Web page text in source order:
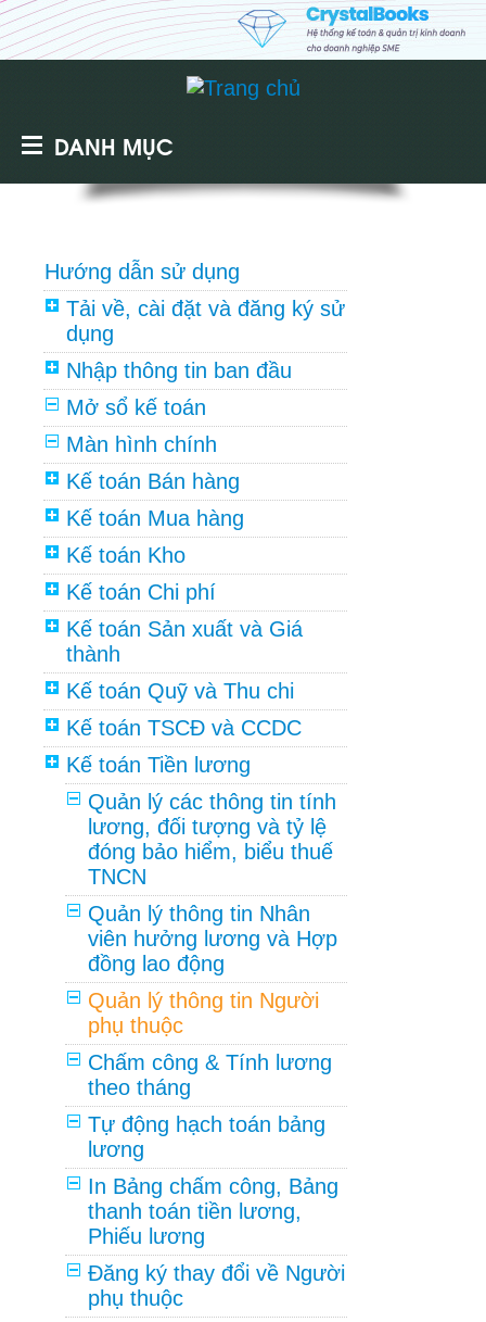
DANH MỤC
Hướng dẫn sử dụng
Tải về, cài đặt và đăng ký sử
dụng
Nhập thông tin ban đầu
Mở sổ kế toán
Màn hình chính
Kế toán Bán hàng
Kế toán Mua hàng
Kế toán Kho
Kế toán Chi phí
Kế toán Sản xuất và Giá
thành
Kế toán Quỹ và Thu chi
Kế toán TSCĐ và CCDC
Kế toán Tiền lương
Quản lý các thông tin tính
lương, đối tượng và tỷ lệ
đóng bảo hiểm, biểu thuế
TNCN
Quản lý thông tin Nhân
viên hưởng lương và Hợp
đồng lao động
Quản lý thông tin Người
phụ thuộc
Chấm công & Tính lương
theo tháng
Tự động hạch toán bảng
lương
In Bảng chấm công, Bảng
thanh toán tiền lương,
Phiếu lương
Đăng ký thay đổi về Người
phụ thuộc